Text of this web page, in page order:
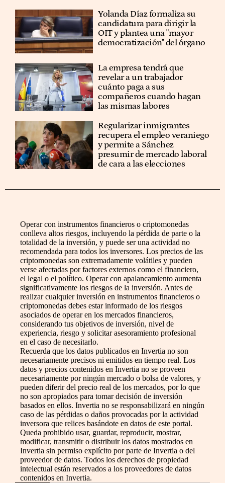
Yolanda Díaz formaliza su
candidatura para dirigir la
OIT y plantea una "mayor
democratización" del órgano
La empresa tendrá que
revelar a un trabajador
cuánto paga a sus
compañeros cuando hagan
las mismas labores
Regularizar inmigrantes
recupera el empleo veraniego
y permite a Sánchez
presumir de mercado laboral
de cara a las elecciones
Operar con instrumentos financieros o criptomonedas
conlleva altos riesgos, incluyendo la pérdida de parte o la
totalidad de la inversión, y puede ser una actividad no
recomendada para todos los inversores. Los precios de las
criptomonedas son extremadamente volátiles y pueden
verse afectadas por factores externos como el financiero,
el legal o el político. Operar con apalancamiento aumenta
significativamente los riesgos de la inversión. Antes de
realizar cualquier inversión en instrumentos financieros o
criptomonedas debes estar informado de los riesgos
asociados de operar en los mercados financieros,
considerando tus objetivos de inversión, nivel de
experiencia, riesgo y solicitar asesoramiento profesional
en el caso de necesitarlo.
Recuerda que los datos publicados en Invertia no son
necesariamente precisos ni emitidos en tiempo real. Los
datos y precios contenidos en Invertia no se proveen
necesariamente por ningún mercado o bolsa de valores, y
pueden diferir del precio real de los mercados, por lo que
no son apropiados para tomar decisión de inversión
basados en ellos. Invertia no se responsabilizará en ningún
caso de las pérdidas o daños provocadas por la actividad
inversora que relices basándote en datos de este portal.
Queda prohibido usar, guardar, reproducir, mostrar,
modificar, transmitir o distribuir los datos mostrados en
Invertia sin permiso explícito por parte de Invertia o del
proveedor de datos. Todos los derechos de propiedad
intelectual están reservados a los proveedores de datos
contenidos en Invertia.